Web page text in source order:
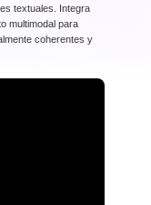
textuales. Integra
multimodal para
coherentes y